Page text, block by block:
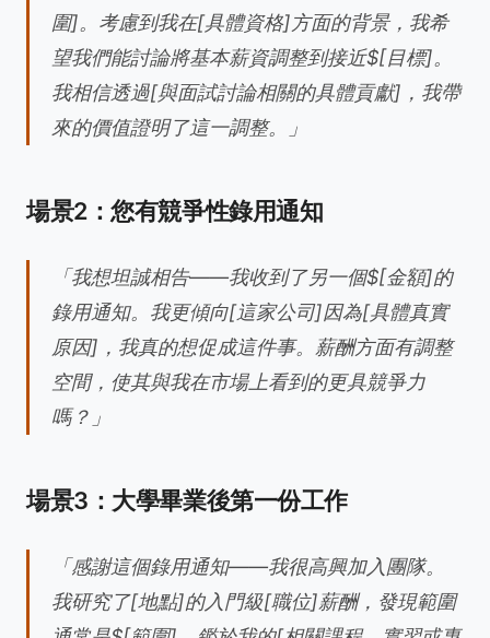
圍]。考慮到我在[具體資格]方面的背景，我希
望我們能討論將基本薪資調整到接近$[目標]。
我相信透過[與面試討論相關的具體貢獻]，我帶
來的價值證明了這一調整。」
場景2：您有競爭性錄用通知
「我想坦誠相告——我收到了另一個$[金額]的
錄用通知。我更傾向[這家公司]因為[具體真實
原因]，我真的想促成這件事。薪酬方面有調整
空間，使其與我在市場上看到的更具競爭力
嗎？」
場景3：大學畢業後第一份工作
「感謝這個錄用通知——我很高興加入團隊。
我研究了[地點]的入門級[職位]薪酬，發現範圍